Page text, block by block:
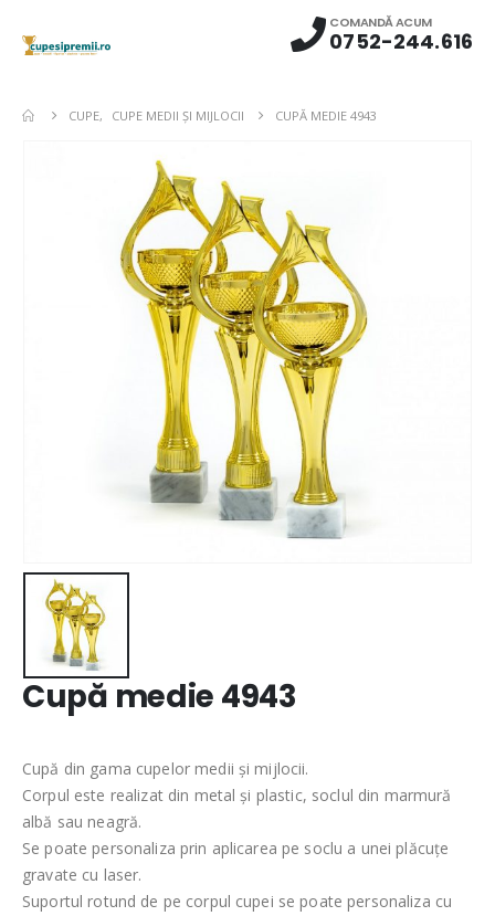
COMANDĂ ACUM
0752-244.616
CUPE, CUPE MEDII ŞI MIJLOCII CUPĂ MEDIE 4943
Cupă medie 4943
Cupă din gama cupelor medii și mijlocii.
Corpul este realizat din metal și plastic, soclul din marmură
albă sau neagră.
Se poate personaliza prin aplicarea pe soclu a unei plăcuțe
gravate cu laser.
Suportul rotund de pe corpul cupei se poate personaliza cu